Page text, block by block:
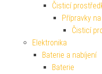
Čisticí
Přípravky
Čisticí
Elektronika
Baterie a nabíjení
Baterie